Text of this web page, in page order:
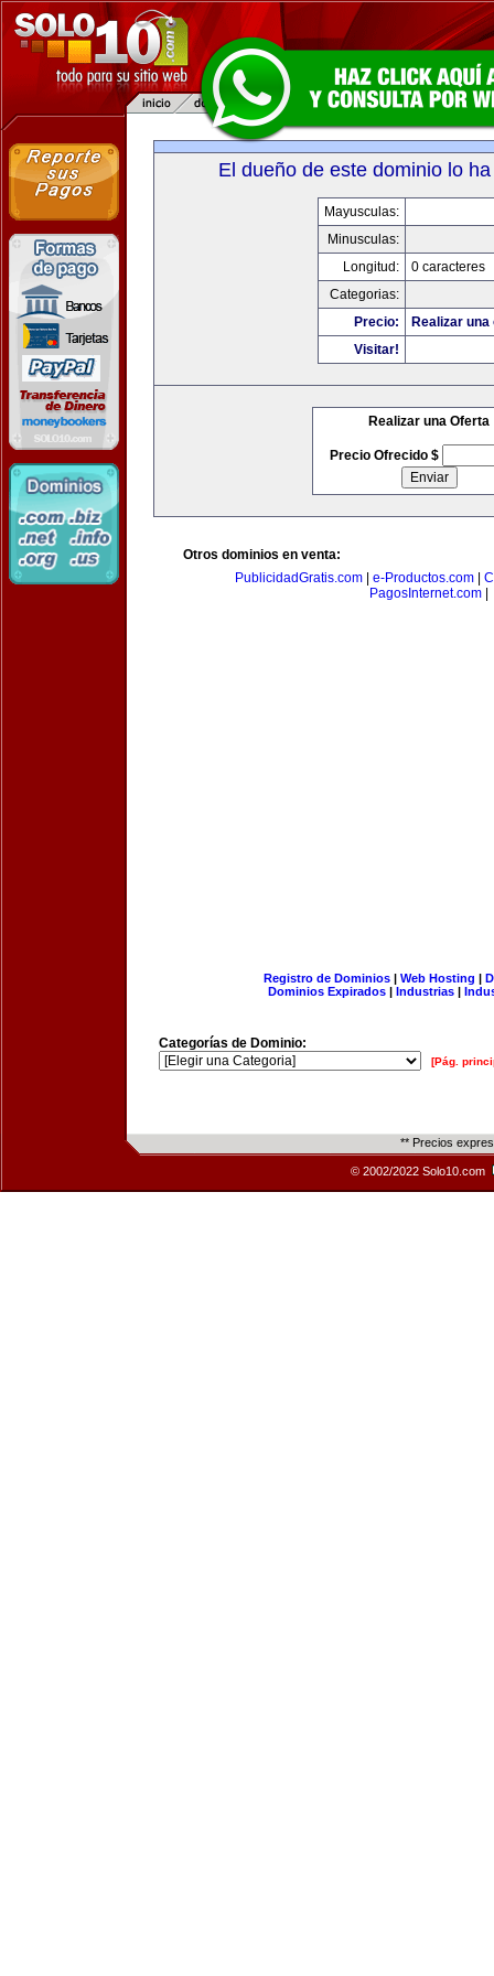
El dueño de este dominio lo
Mayusculas:
Minusculas:
Longitud:
0 caracteres
Categorias:
Precio:
Realizar
Visitar!
Realizar una Oferta
Precio Ofrecido $
Otros dominios en venta:
PublicidadGratis.com
e-Productos.com
PagosInternet.com
Registro de Dominios| Web Hosting |
Dominios Expirados | Industrias |
Categorías de Dominio:
[Pág.
** Precios
© 2002/2022 Solo10.com